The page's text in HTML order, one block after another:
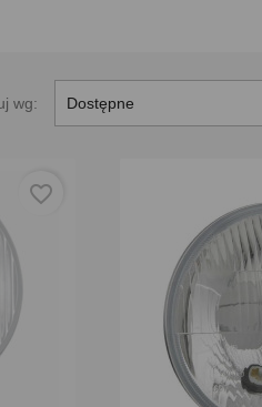
wg: Dostępne
favorite_border